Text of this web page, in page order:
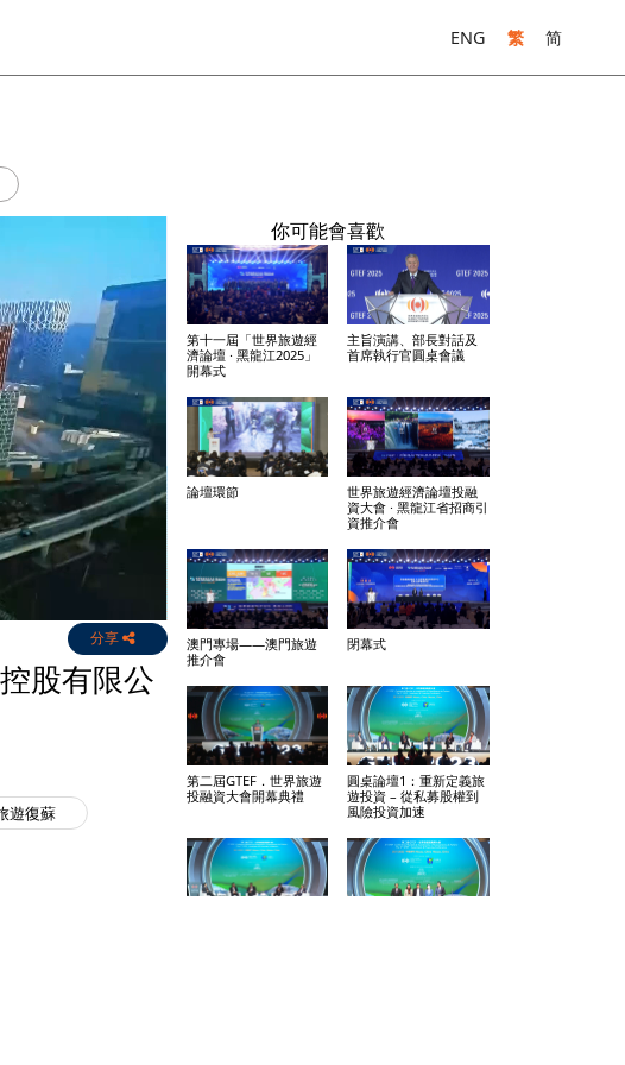
ENG 繁 简
分享
股有限公
遊復蘇
你可能會喜歡
第十一屆「世界旅遊經
濟論壇 · 黑龍江2025」
開幕式
主旨演講、部長對話及
首席執行官圓桌會議
論壇環節
世界旅遊經濟論壇投融
資大會 · 黑龍江省招商引
資推介會
澳門專場——澳門旅遊
推介會
閉幕式
第二屆GTEF．世界旅遊
投融資大會開幕典禮
圓桌論壇1：重新定義旅
遊投資 – 從私募股權到
風險投資加速